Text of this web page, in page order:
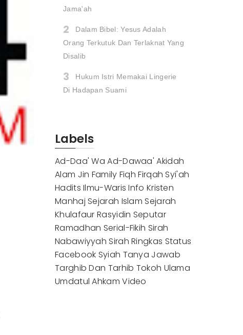
Jama'ah
Dalam Bibel: Yesus Adalah
Orang Terkutuk Dan Terlaknat Yang
Disalib
Hukum Istri Memakai Lingerie
Di Hadapan Suami
Labels
Ad-Daa' Wa Ad-Dawaa' Akidah
Alam Jin Family Fiqh Firqah Syi'ah
Hadits Ilmu-Waris Info Kristen
Manhaj Sejarah Islam Sejarah
Khulafaur Rasyidin Seputar
Ramadhan Serial-Fikih Sirah
Nabawiyyah Sirah Ringkas Status
Facebook Syiah Tanya Jawab
Targhib Dan Tarhib Tokoh Ulama
Umdatul Ahkam Video